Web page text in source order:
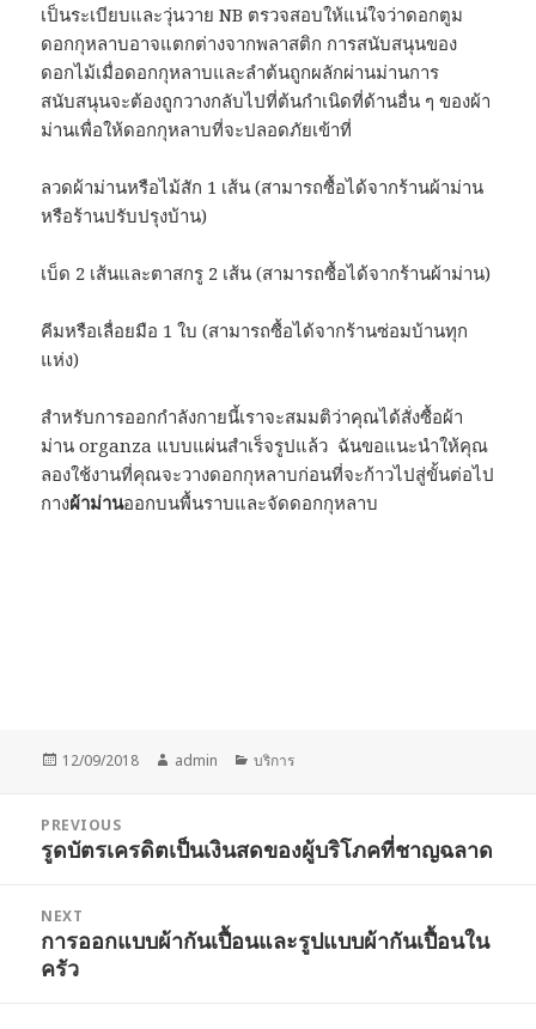
เป็นระเบียบและวุ่นวาย NB ตรวจสอบให้แน่ใจว่าดอกตูม
ดอกกุหลาบอาจแตกต่างจากพลาสติก การสนับสนุนของ
ดอกไม้เมื่อดอกกุหลาบและลำต้นถูกผลักผ่านม่านการ
สนับสนุนจะต้องถูกวางกลับไปที่ต้นกำเนิดที่ด้านอื่น ๆ ของผ้า
ม่านเพื่อให้ดอกกุหลาบที่จะปลอดภัยเข้าที่
ลวดผ้าม่านหรือไม้สัก 1 เส้น (สามารถซื้อได้จากร้านผ้าม่าน
หรือร้านปรับปรุงบ้าน)
เบ็ด 2 เส้นและตาสกรู 2 เส้น (สามารถซื้อได้จากร้านผ้าม่าน)
คีมหรือเลื่อยมือ 1 ใบ (สามารถซื้อได้จากร้านซ่อมบ้านทุก
แห่ง)
สำหรับการออกกำลังกายนี้เราจะสมมติว่าคุณได้สั่งซื้อผ้า
ม่าน organza แบบแผ่นสำเร็จรูปแล้ว ฉันขอแนะนำให้คุณ
ลองใช้งานที่คุณจะวางดอกกุหลาบก่อนที่จะก้าวไปสู่ขั้นต่อไป
กางผ้าม่านออกบนพื้นราบและจัดดอกกุหลาบ
Posted
12/09/2018 Author
admin Categories
บริการ
navigation
PREVIOUS
Previous
รูดบัตรเครดิตเป็นเงินสดของผู้บริโภคที่ชาญฉลาด
NEXT
Next
post:
การออกแบบผ้ากันเปื้อนและรูปแบบผ้ากันเปื้อนใน
ครัว